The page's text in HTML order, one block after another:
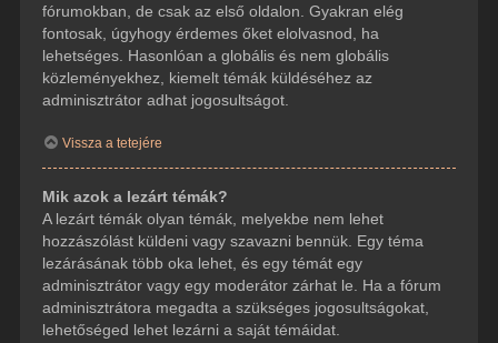
fórumokban, de csak az első oldalon. Gyakran elég
fontosak, úgyhogy érdemes őket elolvasnod, ha
lehetséges. Hasonlóan a globális és nem globális
közleményekhez, kiemelt témák küldéséhez az
adminisztrátor adhat jogosultságot.
Vissza a tetejére
Mik azok a lezárt témák?
A lezárt témák olyan témák, melyekbe nem lehet
hozzászólást küldeni vagy szavazni bennük. Egy téma
lezárásának több oka lehet, és egy témát egy
adminisztrátor vagy egy moderátor zárhat le. Ha a fórum
adminisztrátora megadta a szükséges jogosultságokat,
lehetőséged lehet lezárni a saját témáidat.